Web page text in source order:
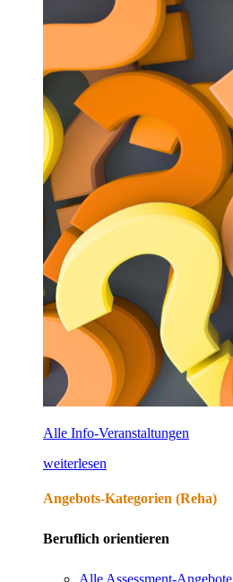
Alle Info-Veranstaltungen
weiterlesen
Angebots-Kategorien (Reha)
Beruflich orientieren